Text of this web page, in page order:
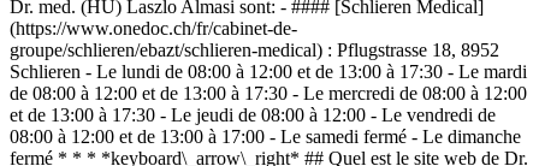
Dr. med. (HU) Laszlo Almasi sont: - #### [Schlieren Medical]
(https://www.onedoc.ch/fr/cabinet-de-
groupe/schlieren/ebazt/schlieren-medical) : Pflugstrasse 18, 8952
Schlieren - Le lundi de 08:00 à 12:00 et de 13:00 à 17:30 - Le mardi
de 08:00 à 12:00 et de 13:00 à 17:30 - Le mercredi de 08:00 à 12:00
et de 13:00 à 17:30 - Le jeudi de 08:00 à 12:00 - Le vendredi de
08:00 à 12:00 et de 13:00 à 17:00 - Le samedi fermé - Le dimanche
fermé * * * *keyboard\_arrow\_right* ## Quel est le site web de Dr.